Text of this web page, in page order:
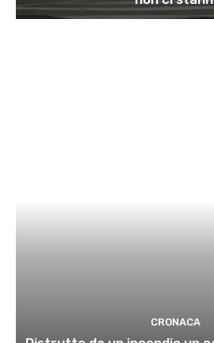
CRONACA